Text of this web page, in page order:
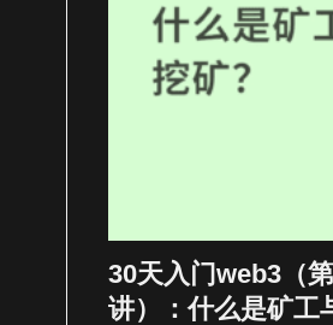
30天入门web3（
讲）：什么是矿工